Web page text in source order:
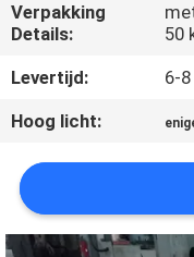
CONTACTEER
NIEUWS
Verpakking
Details:
50
Levertijd:
6-8
Hoog licht: